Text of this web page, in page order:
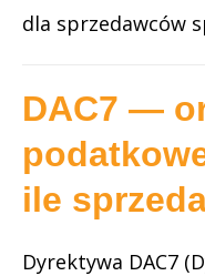
dla sprzedawców
DAC7 —
ile
Dyrektywa DAC7